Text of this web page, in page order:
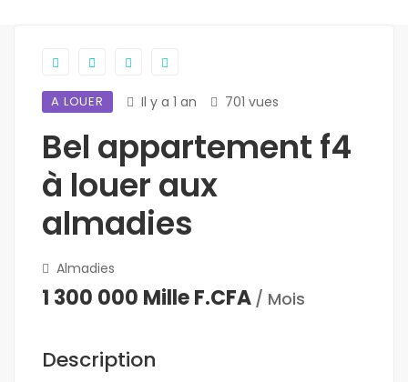
A LOUER Il y a 1 an 701 vues
Bel appartement f4
à louer aux
almadies
Almadies
1 300 000 Mille F.CFA / Mois
Description